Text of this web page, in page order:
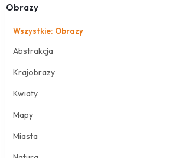
Obrazy
Wszystkie: Obrazy
Abstrakcja
Krajobrazy
Kwiaty
Mapy
Miasta